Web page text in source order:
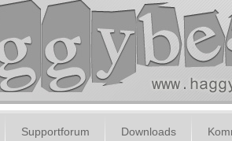
Supportforum Downloads